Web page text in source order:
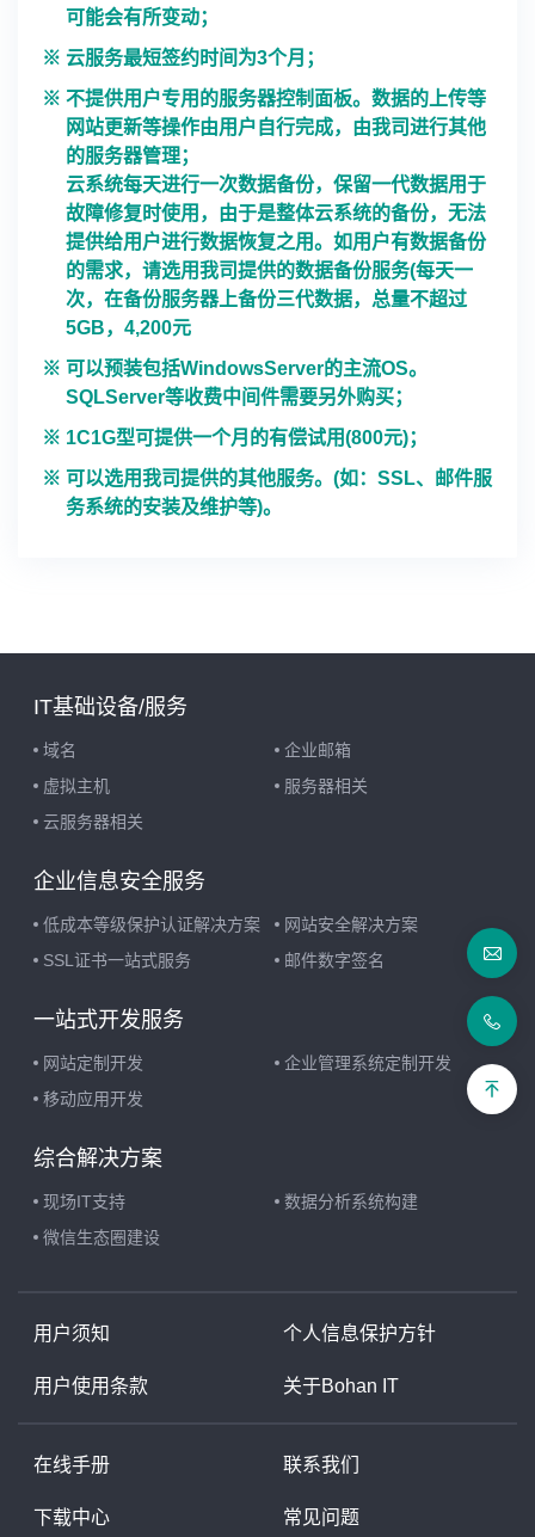
可能会有所变动；
云服务最短签约时间为3个月；
不提供用户专用的服务器控制面板。数据的上传等
网站更新等操作由用户自行完成，由我司进行其他
的服务器管理；
云系统每天进行一次数据备份，保留一代数据用于
故障修复时使用，由于是整体云系统的备份，无法
提供给用户进行数据恢复之用。如用户有数据备份
的需求，请选用我司提供的数据备份服务(每天一
次，在备份服务器上备份三代数据，总量不超过
5GB，4,200元
可以预装包括WindowsServer的主流OS。
SQLServer等收费中间件需要另外购买；
1C1G型可提供一个月的有偿试用(800元)；
可以选用我司提供的其他服务。(如：SSL、邮件服
务系统的安装及维护等)。
IT基础设备/服务
域名
企业邮箱
虚拟主机
服务器相关
云服务器相关
企业信息安全服务
低成本等级保护认证解决方案
网站安全解决方案
SSL证书一站式服务
邮件数字签名
一站式开发服务
网站定制开发
企业管理系统定制开发
移动应用开发
综合解决方案
现场IT支持
数据分析系统构建
微信生态圈建设
用户须知 个人信息保护方针
用户使用条款 关于Bohan IT
在线手册 联系我们
下载中心 常见问题